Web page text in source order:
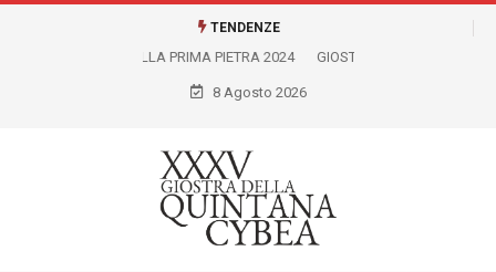
TENDENZE
GIOSTRA VIRTUALE LICEO ARTISTICO FELICE PALMA
8 Agosto 2026